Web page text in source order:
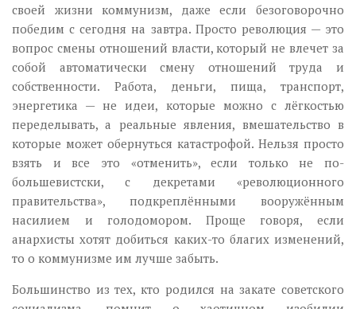
своей жизни коммунизм, даже если безоговорочно
победим с сегодня на завтра. Просто революция — это
вопрос смены отношений власти, который не влечет за
собой автоматически смену отношений труда и
собственности. Работа, деньги, пища, транспорт,
энергетика — не идеи, которые можно с лёгкостью
переделывать, а реальные явления, вмешательство в
которые может обернуться катастрофой. Нельзя просто
взять и все это «отменить», если только не по-
большевистски, с декретами «революционного
правительства», подкреплёнными вооружённым
насилием и голодомором. Проще говоря, если
анархисты хотят добиться каких-то благих изменений,
то о коммунизме им лучше забыть.
Большинство из тех, кто родился на закате советского